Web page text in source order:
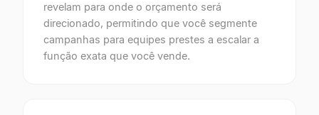
revelam para onde o orçamento será
direcionado, permitindo que você segmente
campanhas para equipes prestes a escalar a
função exata que você vende.